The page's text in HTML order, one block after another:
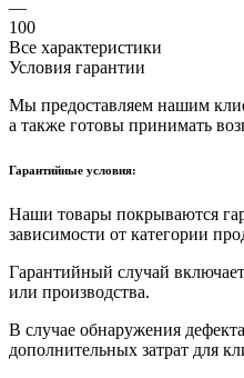
—
100
Все характеристики
Условия гарантии
Мы предоставляем нашим
а также готовы принимать
Гарантийные условия:
Наши товары покрываются
зависимости от категории
Гарантийный случай
или производства.
В случае обнаружения
дополнительных затрат для